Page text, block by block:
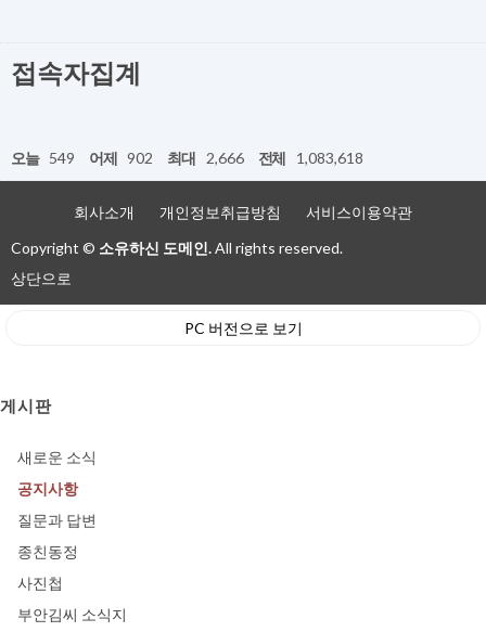
접속자집계
오늘 549 어제 902 최대 2,666 전체 1,083,618
회사소개 개인정보취급방침
서비스이용약관
Copyright © 소유하신 도메인.All rights reserved.
상단으로
PC 버전으로 보기
게시판
새로운 소식
공지사항
질문과 답변
종친동정
사진첩
부안김씨 소식지